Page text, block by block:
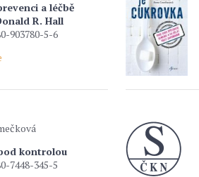
a léčbě
R. Hall
903780-5-6
kontrolou
7448-345-5